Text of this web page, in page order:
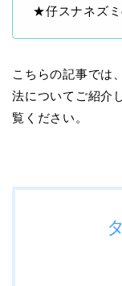
★仔スナネズミ
こちらの記事では
法についてご紹介
覧ください。